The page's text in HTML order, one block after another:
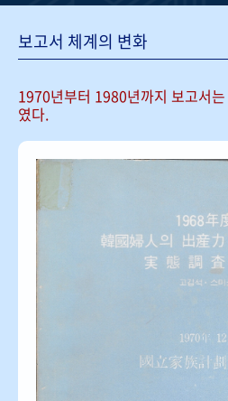
보고서 체계의 변화
1970년부터 1980년까지 보고서는
였다.